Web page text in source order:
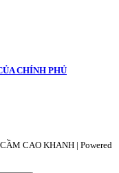
CHÍNH PHỦ
CAO KHANH | Powered